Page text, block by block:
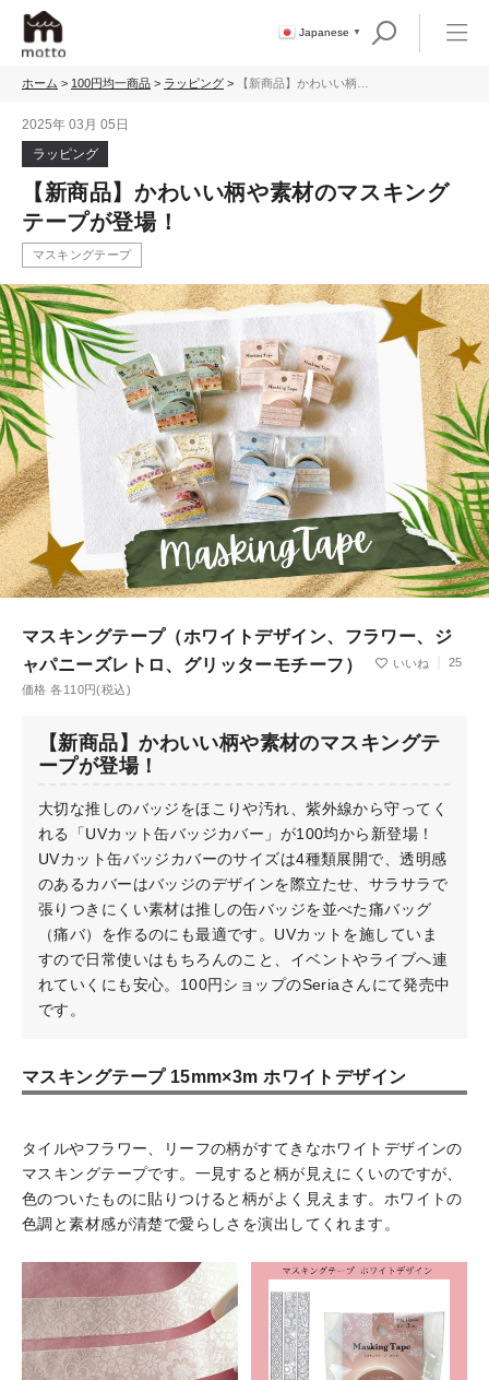
Japanese ▼
ホーム > 100円均一商品 > ラッピング >
【新商品】かわいい柄や
2025年 03月 05日
ラッピング
【新商品】かわいい柄や素材のマスキング
テープが登場！
マスキングテープ
25
マスキングテープ（ホワイトデザイン、フラワー、ジ
ャパニーズレトロ、グリッターモチーフ）
価格 各110円(税込)
【新商品】かわいい柄や素材のマスキングテ
ープが登場！
大切な推しのバッジをほこりや汚れ、紫外線から守ってく
れる「UVカット缶バッジカバー」が100均から新登場！
UVカット缶バッジカバーのサイズは4種類展開で、透明感
のあるカバーはバッジのデザインを際立たせ、サラサラで
張りつきにくい素材は推しの缶バッジを並べた痛バッグ
（痛バ）を作るのにも最適です。UVカットを施していま
すので日常使いはもちろんのこと、イベントやライブへ連
れていくにも安心。100円ショップのSeriaさんにて発売中
です。
マスキングテープ 15mm×3m ホワイトデザイン
タイルやフラワー、リーフの柄がすてきなホワイトデザインの
マスキングテープです。一見すると柄が見えにくいのですが、
色のついたものに貼りつけると柄がよく見えます。ホワイトの
色調と素材感が清楚で愛らしさを演出してくれます。